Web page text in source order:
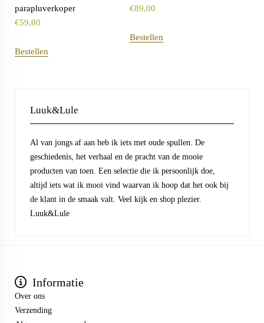
parapluverkoper
€59,00
Bestellen
€89,00
Bestellen
Luuk&Lule
Al van jongs af aan heb ik iets met oude spullen. De
geschiedenis, het verhaal en de pracht van de mooie
producten van toen. Een selectie die ik persoonlijk doe,
altijd iets wat ik mooi vind waarvan ik hoop dat het ook bij
de klant in de smaak valt. Veel kijk en shop plezier.
Luuk&Lule
Informatie
Over ons
Verzending